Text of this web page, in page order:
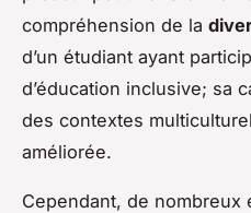
compréhension de la
d’un étudiant ayant
d’éducation inclusive; sa
des contextes
améliorée.
Cependant, de nombreux